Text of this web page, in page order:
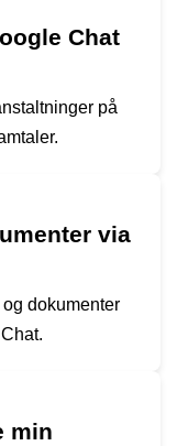
Chat
på
via
dokumenter
min